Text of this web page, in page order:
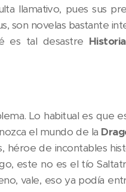
llamativo, pues sus
son novelas bastante
es tal desastre
Lo habitual es que
el mundo de la
de incontables
este no es el tío
vale, eso ya podía